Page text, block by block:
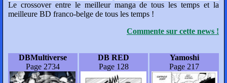
Le crossover entre le meilleur manga de tous les temps et la
meilleure BD franco-belge de tous les temps !
Commente sur cette news !
DBMultiverse
Page 2734
DB RED
Page 128
Yamoshi
Page 217